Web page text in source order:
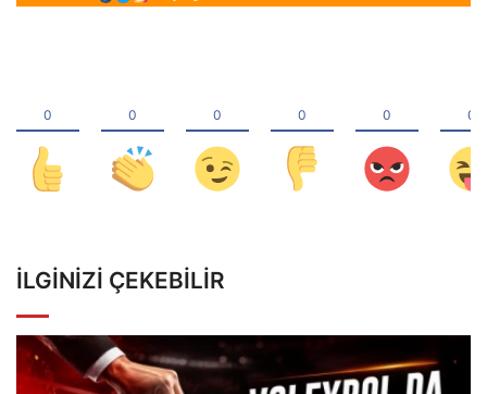
İLGINIZI ÇEKEBILIR